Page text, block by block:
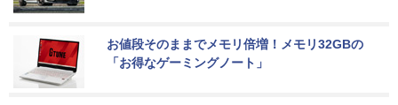
お値段そのままでメモリ倍増！メモリ32GBの
「お得なゲーミングノート」